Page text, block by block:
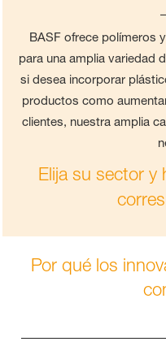
BASF ofrece polímeros
para una amplia variedad
si desea incorporar
productos como
clientes, nuestra amplia
Elija su sector y
Por qué los